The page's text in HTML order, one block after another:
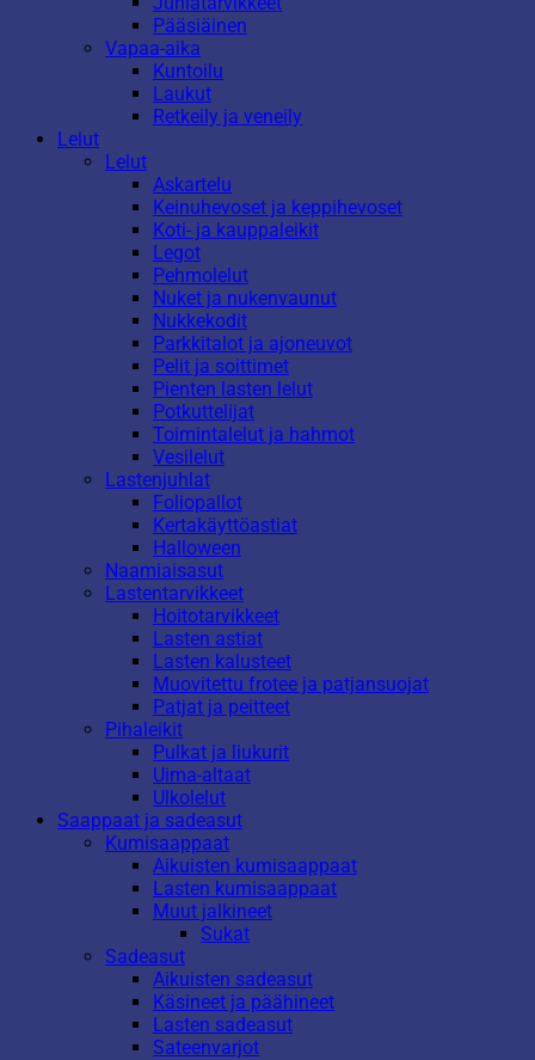
Pääsiäinen
Vapaa-aika
Kuntoilu
Laukut
Retkeily ja veneily
Lelut
Lelut
Askartelu
Keinuhevoset ja keppihevoset
Koti- ja kauppaleikit
Legot
Pehmolelut
Nuket ja nukenvaunut
Nukkekodit
Parkkitalot ja ajoneuvot
Pelit ja soittimet
Pienten lasten lelut
Potkuttelijat
Toimintalelut ja hahmot
Vesilelut
Lastenjuhlat
Foliopallot
Kertakäyttöastiat
Halloween
Naamiaisasut
Lastentarvikkeet
Hoitotarvikkeet
Lasten astiat
Lasten kalusteet
Muovitettu frotee ja patjansuojat
Patjat ja peitteet
Pihaleikit
Pulkat ja liukurit
Uima-altaat
Ulkolelut
Saappaat ja sadeasut
Kumisaappaat
Aikuisten kumisaappaat
Lasten kumisaappaat
Muut jalkineet
Sukat
Sadeasut
Aikuisten sadeasut
Käsineet ja päähineet
Lasten sadeasut
Sateenvarjot